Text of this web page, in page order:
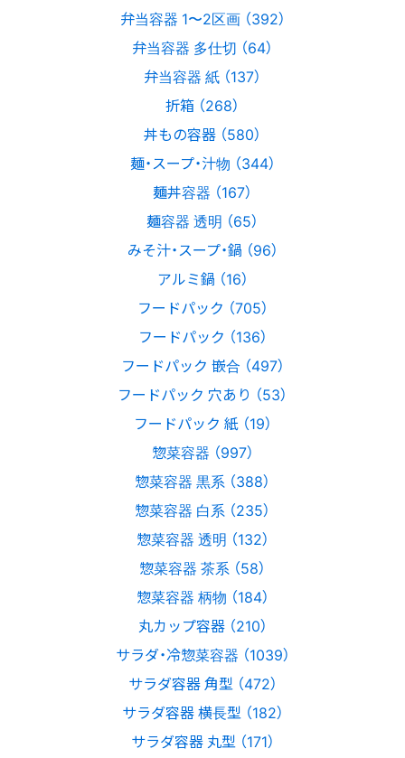
弁当容器 1〜2区画 （392）
弁当容器 多仕切 （64）
弁当容器 紙 （137）
折箱 （268）
丼もの容器 （580）
麺・スープ・汁物 （344）
麺丼容器 （167）
麺容器 透明 （65）
みそ汁・スープ・鍋 （96）
アルミ鍋 （16）
フードパック （705）
フードパック （136）
フードパック 嵌合 （497）
フードパック 穴あり （53）
フードパック 紙 （19）
惣菜容器 （997）
惣菜容器 黒系 （388）
惣菜容器 白系 （235）
惣菜容器 透明 （132）
惣菜容器 茶系 （58）
惣菜容器 柄物 （184）
丸カップ容器 （210）
サラダ・冷惣菜容器 （1039）
サラダ容器 角型 （472）
サラダ容器 横長型 （182）
サラダ容器 丸型 （171）